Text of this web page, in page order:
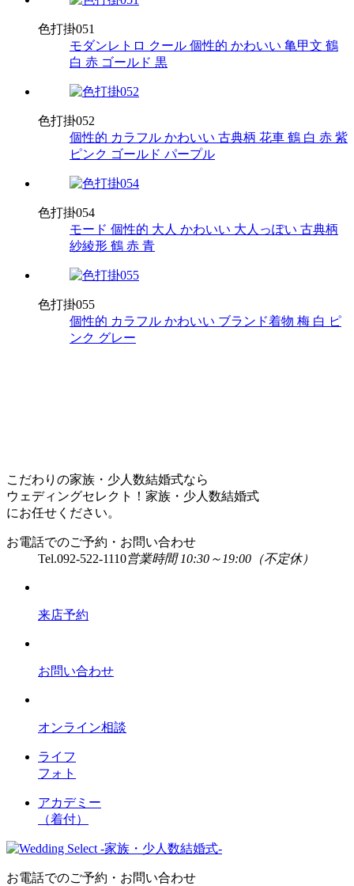
色打掛051
モダンレトロ クール 個性的 かわいい 亀甲文 鶴
白 赤 ゴールド 黒
色打掛052
個性的 カラフル かわいい 古典柄 花車 鶴 白 赤 紫
ピンク ゴールド パープル
色打掛054
モード 個性的 大人 かわいい 大人っぽい 古典柄
紗綾形 鶴 赤 青
色打掛055
個性的 カラフル かわいい ブランド着物 梅 白 ピ
ンク グレー
こだわりの家族・少人数結婚式なら
ウェディングセレクト！家族・少人数結婚式
にお任せください。
お電話でのご予約・お問い合わせ
Tel.092-522-1110営業時間 10:30～19:00（不定休）
来店予約
お問い合わせ
オンライン相談
ライフ
フォト
アカデミー
（着付）
お電話でのご予約・お問い合わせ